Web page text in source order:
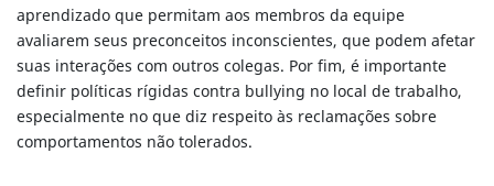
aprendizado que permitam aos membros da equipe
avaliarem seus preconceitos inconscientes, que podem afetar
suas interações com outros colegas. Por fim, é importante
definir políticas rígidas contra bullying no local de trabalho,
especialmente no que diz respeito às reclamações sobre
comportamentos não tolerados.